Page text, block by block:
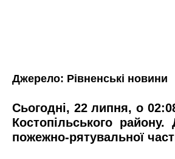
Джерело: Рівненські новини
Сьогодні, 22 липня, о
Костопільського
пожежно-рятувальної